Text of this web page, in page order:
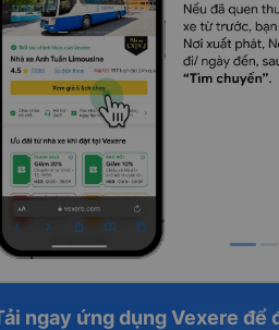
ngay ứng dụng Vexere để